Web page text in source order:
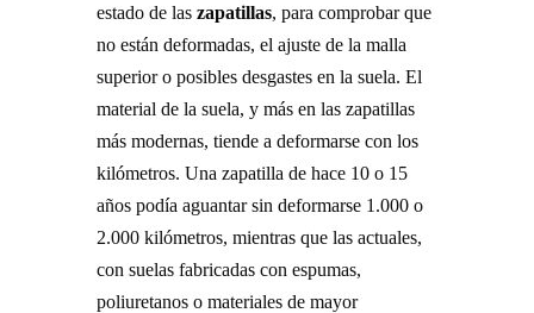
estado de las zapatillas, para comprobar que
no están deformadas, el ajuste de la malla
superior o posibles desgastes en la suela. El
material de la suela, y más en las zapatillas
más modernas, tiende a deformarse con los
kilómetros. Una zapatilla de hace 10 o 15
años podía aguantar sin deformarse 1.000 o
2.000 kilómetros, mientras que las actuales,
con suelas fabricadas con espumas,
poliuretanos o materiales de mayor